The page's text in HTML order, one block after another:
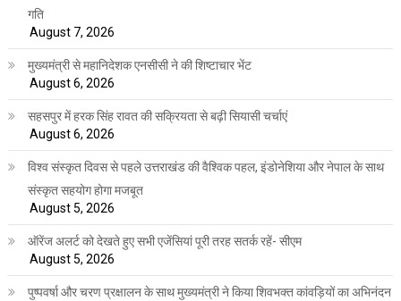
गति
August 7, 2026
मुख्यमंत्री से महानिदेशक एनसीसी ने की शिष्टाचार भेंट
August 6, 2026
सहसपुर में हरक सिंह रावत की सक्रियता से बढ़ी सियासी चर्चाएं
August 6, 2026
विश्व संस्कृत दिवस से पहले उत्तराखंड की वैश्विक पहल, इंडोनेशिया और नेपाल के साथ
संस्कृत सहयोग होगा मजबूत
August 5, 2026
ऑरेंज अलर्ट को देखते हुए सभी एजेंसियां पूरी तरह सतर्क रहें- सीएम
August 5, 2026
पुष्पवर्षा और चरण प्रक्षालन के साथ मुख्यमंत्री ने किया शिवभक्त कांवड़ियों का अभिनंदन